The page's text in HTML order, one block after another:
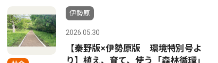
伊勢原
2026.05.30
【秦野版×伊勢原版 環境特別号よ
り】植え、育て、使う「森林循環」